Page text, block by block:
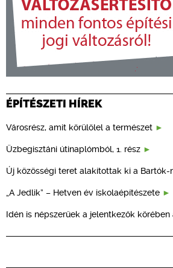
ÉPÍTÉSZETI HÍREK
Városrész, amit körülölel a természet
Üzbegisztáni útinaplómból, 1. rész
Új közösségi teret alakítottak ki a Bartók-
„A Jedlik” – Hetven év iskolaépítészete
Idén is népszerűek a jelentkezők körében